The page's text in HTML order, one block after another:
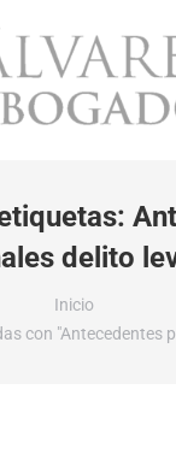
delito
Inicio
con "Antecedentes